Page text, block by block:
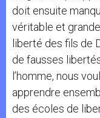
doit ensuite
véritable et
liberté des fils de
de fausses
l’homme, nous
apprendre
des écoles de